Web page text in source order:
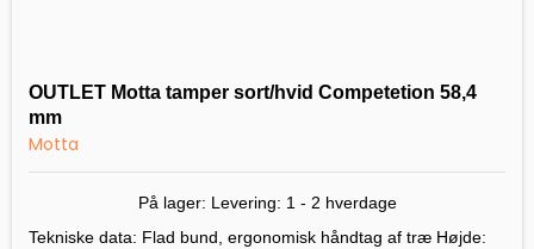
OUTLET Motta tamper sort/hvid Competetion 58,4
mm
Motta
På lager: Levering: 1 - 2 hverdage
Tekniske data: Flad bund, ergonomisk håndtag af træ Højde: